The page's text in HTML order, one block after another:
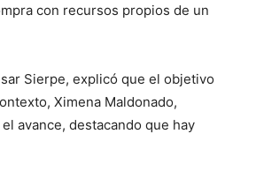
con recursos propios de un
Sierpe, explicó que el objetivo
Ximena Maldonado,
avance, destacando que hay